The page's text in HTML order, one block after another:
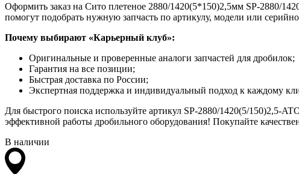
Оформить заказ на Сито плетеное 2880/1420(5*150)2,5мм SP-2880/
помогут подобрать нужную запчасть по артикулу, модели или
Почему выбирают «Карьерный клуб»:
Оригинальные и проверенные аналоги запчастей для дробилок;
Гарантия на все позиции;
Быстрая доставка по России;
Экспертная поддержка и индивидуальный подход к каждому
Для быстрого поиска используйте артикул SP-2880/1420(5/150)2,5-
эффективной работы дробильного оборудования! Покупайте
В наличии